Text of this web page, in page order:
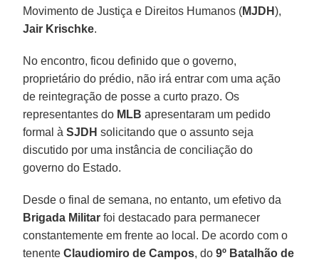
Movimento de Justiça e Direitos Humanos (MJDH),
Jair Krischke.
No encontro, ficou definido que o governo,
proprietário do prédio, não irá entrar com uma ação
de reintegração de posse a curto prazo. Os
representantes do MLB apresentaram um pedido
formal àSJDH solicitando que o assunto seja
discutido por uma instância de conciliação do
governo do Estado.
Desde o final de semana, no entanto, um efetivo da
Brigada Militar foi destacado para permanecer
constantemente em frente ao local. De acordo com o
tenenteClaudiomiro de Campos, do9º Batalhão de